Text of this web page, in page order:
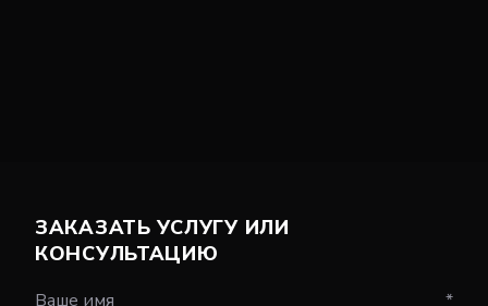
ЗАКАЗАТЬ УСЛУГУ ИЛИ
КОНСУЛЬТАЦИЮ
Ваше имя *